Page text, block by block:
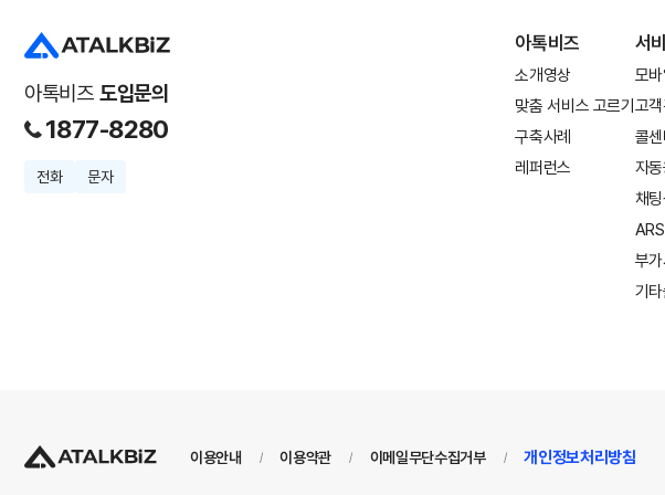
아톡비즈 도입문의
1877-8280
전화 문자
아톡비즈
소개영상
맞춤 서비스 고르기
구축사례
레퍼런스
서
모
고
콜
자
채
부
기
이용안내 / 이용약관 / 이메일무단수집거부 / 개인정보처리방침